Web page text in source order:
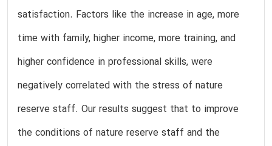
satisfaction. Factors like the increase in age, more
time with family, higher income, more training, and
higher confidence in professional skills, were
negatively correlated with the stress of nature
reserve staff. Our results suggest that to improve
the conditions of nature reserve staff and the